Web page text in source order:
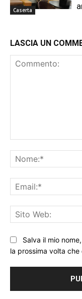
Caserta
LASCIA UN
Salva il mio
la prossima volta che